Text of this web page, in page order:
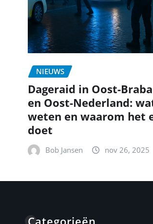
NIEUWS
Dageraid in Oost-
en Oost-Nederland:
weten en waarom het
doet
Bob Jansen nov 26, 2025